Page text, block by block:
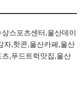
스포츠센터,울산데이
자,핫콘,울산카페,울산
,푸드트럭맛집,울산